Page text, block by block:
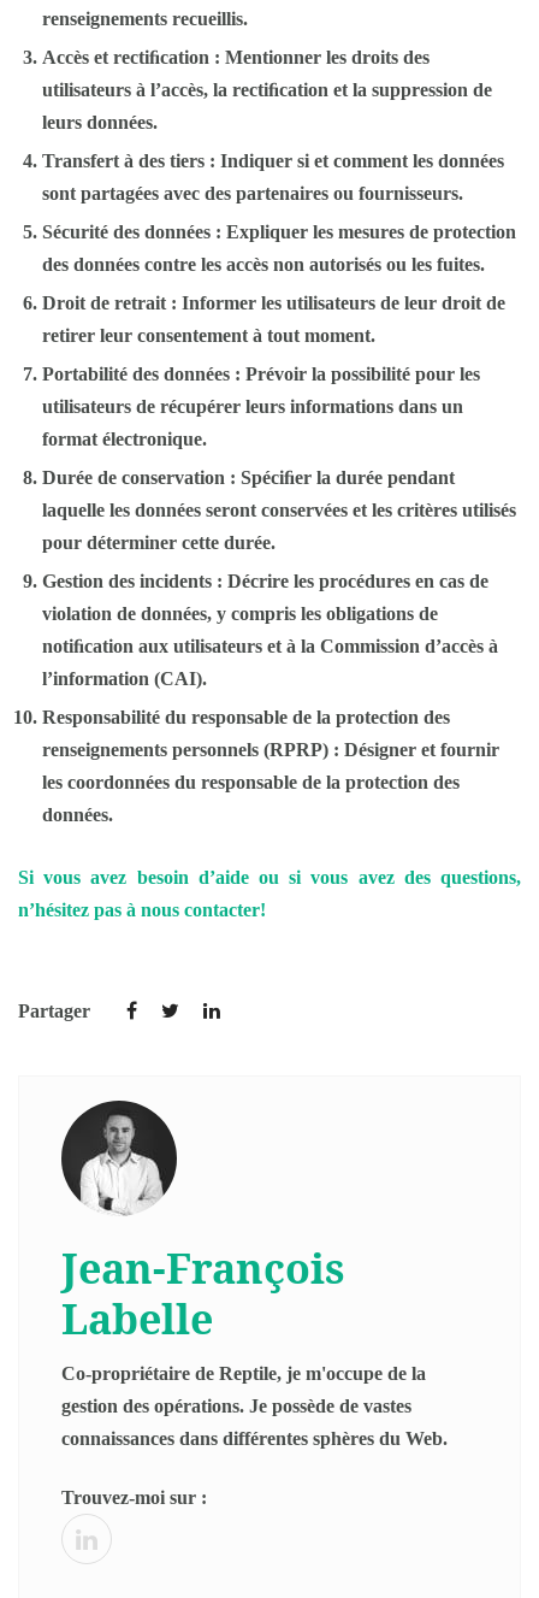
renseignements recueillis.
Accès et rectiﬁcation : Mentionner les droits des
utilisateurs à l’accès, la rectiﬁcation et la suppression de
leurs données.
Transfert à des tiers : Indiquer si et comment les données
sont partagées avec des partenaires ou fournisseurs.
Sécurité des données : Expliquer les mesures de protection
des données contre les accès non autorisés ou les fuites.
Droit de retrait : Informer les utilisateurs de leur droit de
retirer leur consentement à tout moment.
Portabilité des données : Prévoir la possibilité pour les
utilisateurs de récupérer leurs informations dans un
format électronique.
Durée de conservation : Spéciﬁer la durée pendant
laquelle les données seront conservées et les critères utilisés
pour déterminer cette durée.
Gestion des incidents : Décrire les procédures en cas de
violation de données, y compris les obligations de
notiﬁcation aux utilisateurs et à la Commission d’accès à
l’information (CAI).
Responsabilité du responsable de la protection des
renseignements personnels (RPRP) : Désigner et fournir
les coordonnées du responsable de la protection des
données.
Si vous avez besoin d’aide ou si vous avez des questions,
n’hésitez pas à nous contacter!
Partager
Jean-François
Labelle
Co-propriétaire de Reptile, je m'occupe de la
gestion des opérations. Je possède de vastes
connaissances dans différentes sphères du Web.
Trouvez-moi sur :